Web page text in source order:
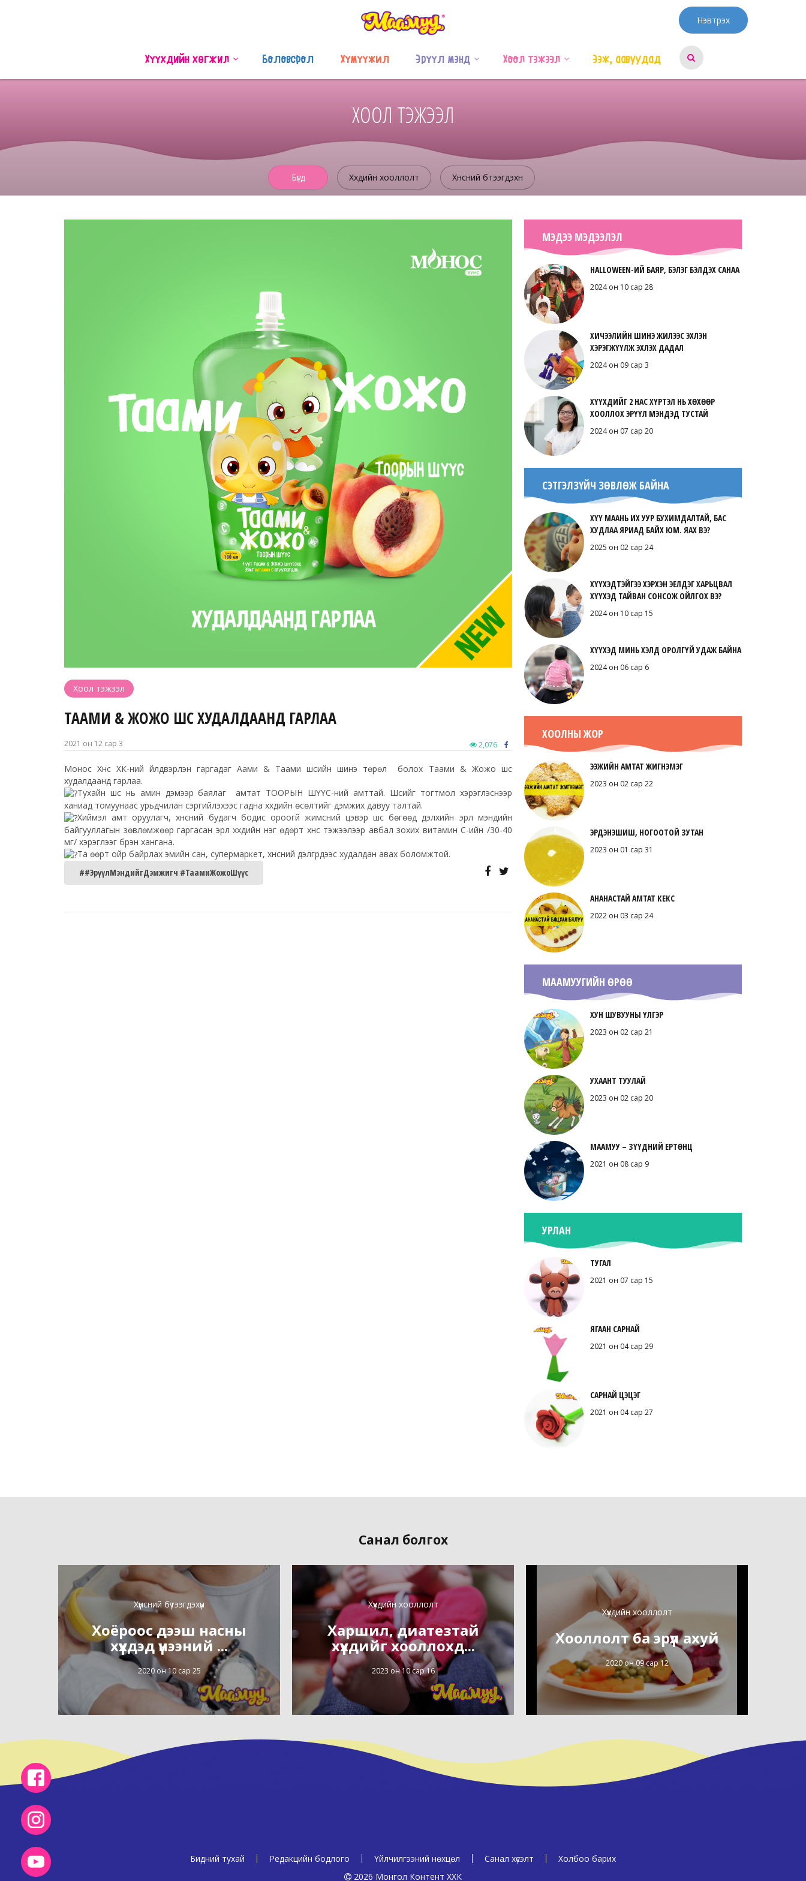
Нэвтрэх
Хүүхдийн хөгжил Боловсрол Хүмүүжил Эрүүл мэнд Хоол тэжээл Ээж, аавуудад
ХООЛ ТЭЖЭЭЛ
Бүгд Хүүхдийн хооллолт Хүнсний бүтээгдэхүүн
Хоол тэжээл
ТААМИ & ЖОЖО ШҮҮС ХУДАЛДААНД ГАРЛАА
2021 он 12 сар 3 2,076
Монос Хүнс ХК-ний үйлдвэрлэн гаргадаг Аами & Таами шүүсийн шинэ төрөл болох Таами & Жожо шүүс
худалдаанд гарлаа.
Тухайн шүүс нь амин дэмээр баялаг амтат ТООРЫН ШҮҮС-ний амттай. Шүүсийг тогтмол хэрэглэснээр
ханиад томуунаас урьдчилан сэргийлэхээс гадна хүүхдийн өсөлтийг дэмжих давуу талтай.
Хиймэл амт оруулагч, хүнсний будагч бодис ороогүй жимсний цэвэр шүүс бөгөөд дэлхийн эрүүл мэндийн
байгууллагын зөвлөмжөөр гаргасан эрүүл хүүхдийн нэг өдөрт хүнс тэжээлээр авбал зохих витамин С-ийн /30-40
мг/ хэрэглээг бүрэн хангана.
Та өөрт ойр байрлах эмийн сан, супермаркет, хүнсний дэлгүүрүүдээс худалдан авах боломжтой.
##ЭрүүлМэндийгДэмжигч #ТаамиЖожоШүүс
МЭДЭЭ МЭДЭЭЛЭЛ
HALLOWEEN-ИЙ БАЯР, БЭЛЭГ БЭЛДЭХ САНАА
2024 он 10 сар 28
ХИЧЭЭЛИЙН ШИНЭ ЖИЛЭЭС ЭХЛЭН
ХЭРЭГЖҮҮЛЖ ЭХЛЭХ ДАДАЛ
2024 он 09 сар 3
ХҮҮХДИЙГ 2 НАС ХҮРТЭЛ НЬ ХӨХӨӨР
ХООЛЛОХ ЭРҮҮЛ МЭНДЭД ТУСТАЙ
2024 он 07 сар 20
СЭТГЭЛЗҮЙЧ ЗӨВЛӨЖ БАЙНА
ХҮҮ МААНЬ ИХ УУР БУХИМДАЛТАЙ, БАС
ХУДЛАА ЯРИАД БАЙХ ЮМ. ЯАХ ВЭ?
2025 он 02 сар 24
ХҮҮХЭДТЭЙГЭЭ ХЭРХЭН ЭЕЛДЭГ ХАРЬЦВАЛ
ХҮҮХЭД ТАЙВАН СОНСОЖ ОЙЛГОХ ВЭ?
2024 он 10 сар 15
ХҮҮХЭД МИНЬ ХЭЛД ОРОЛГҮЙ УДАЖ БАЙНА
2024 он 06 сар 6
ХООЛНЫ ЖОР
ЭЭЖИЙН АМТАТ ЖИГНЭМЭГ
2023 он 02 сар 22
ЭРДЭНЭШИШ, НОГООТОЙ ЗУТАН
2023 он 01 сар 31
АНАНАСТАЙ АМТАТ КЕКС
2022 он 03 сар 24
МААМУУГИЙН ӨРӨӨ
ХУН ШУВУУНЫ ҮЛГЭР
2023 он 02 сар 21
УХААНТ ТУУЛАЙ
2023 он 02 сар 20
МААМУУ – ЗҮҮДНИЙ ЕРТӨНЦ
2021 он 08 сар 9
УРЛАН
ТУГАЛ
2021 он 07 сар 15
ЯГААН САРНАЙ
2021 он 04 сар 29
САРНАЙ ЦЭЦЭГ
2021 он 04 сар 27
Санал болгох
Хүнсний бүтээгдэхүүн
Хоёроос дээш насны
хүүхдэд үнээний ...
2020 он 10 сар 25
Хүүхдийн хооллолт
Харшил, диатезтай
хүүхдийг хооллохд...
2023 он 10 сар 16
Хүүхдийн хооллолт
Хооллолт ба эрүүл ахуй
2020 он 09 сар 12
Бидний тухай Редакцийн бодлого Үйлчилгээний нөхцөл Санал хүсэлт
Холбоо барих
2026 Монгол Контент ХХК